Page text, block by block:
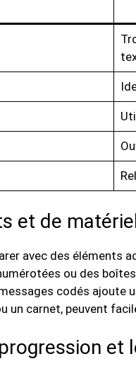
et de
avec des éléments
ou des
codés ajoute
un carnet, peuvent
et